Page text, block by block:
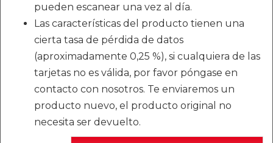
pueden escanear una vez al día.
Las características del producto tienen una
cierta tasa de pérdida de datos
(aproximadamente 0,25 %), si cualquiera de las
tarjetas no es válida, por favor póngase en
contacto con nosotros. Te enviaremos un
producto nuevo, el producto original no
necesita ser devuelto.